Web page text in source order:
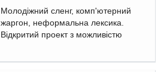
Молодіжний сленг, комп'ютерний
жаргон, неформальна лексика.
Відкритий проект з можливістю